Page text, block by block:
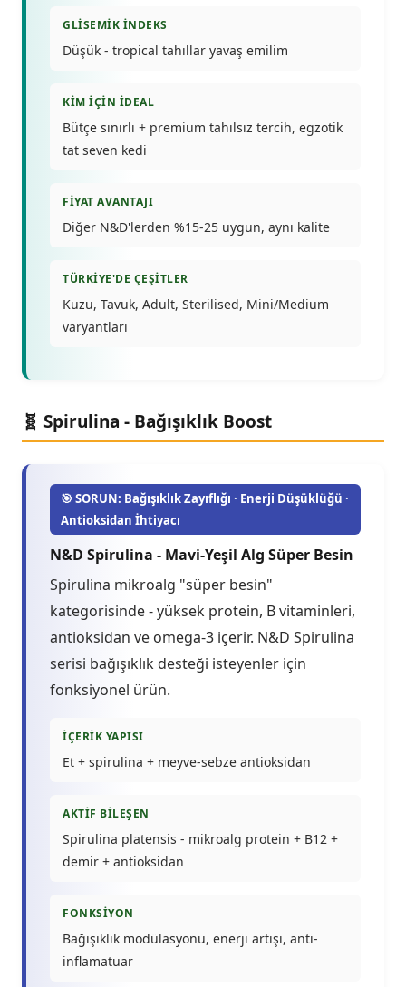
GLISEMIK İNDEKS
Düşük - tropical tahıllar yavaş emilim
KIM İÇIN İDEAL
Bütçe sınırlı + premium tahılsız tercih, egzotik
tat seven kedi
FIYAT AVANTAJI
Diğer N&D'lerden %15-25 uygun, aynı kalite
TÜRKIYE'DE ÇEŞITLER
Kuzu, Tavuk, Adult, Sterilised, Mini/Medium
varyantları
🧬 Spirulina - Bağışıklık Boost
🎯 SORUN: Bağışıklık Zayıflığı · Enerji Düşüklüğü ·
Antioksidan İhtiyacı
N&D Spirulina - Mavi-Yeşil Alg Süper Besin
Spirulina mikroalg "süper besin"
kategorisinde - yüksek protein, B vitaminleri,
antioksidan ve omega-3 içerir. N&D Spirulina
serisi bağışıklık desteği isteyenler için
fonksiyonel ürün.
İÇERIK YAPISI
Et + spirulina + meyve-sebze antioksidan
AKTIF BILEŞEN
Spirulina platensis - mikroalg protein + B12 +
demir + antioksidan
FONKSIYON
Bağışıklık modülasyonu, enerji artışı, anti-
inflamatuar